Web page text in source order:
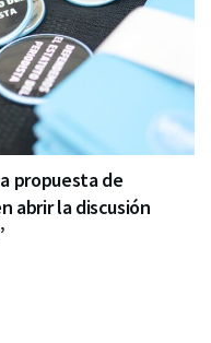
propuesta de
abrir la discusión